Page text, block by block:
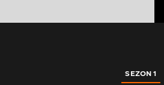
SEZON 1